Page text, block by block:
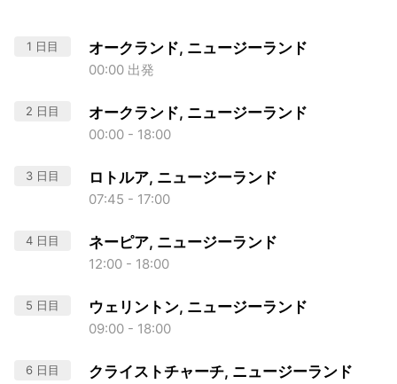
1 日目 オークランド, ニュージーランド
00:00 出発
2 日目 オークランド, ニュージーランド
00:00 - 18:00
3 日目 ロトルア, ニュージーランド
07:45 - 17:00
4 日目 ネーピア, ニュージーランド
12:00 - 18:00
5 日目 ウェリントン, ニュージーランド
09:00 - 18:00
6 日目 クライストチャーチ, ニュージーランド